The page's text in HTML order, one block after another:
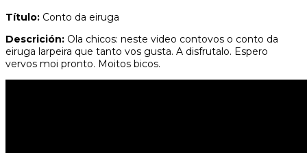
Título: Conto da eiruga
Descrición: Ola chicos: neste video contovos o conto da
eiruga larpeira que tanto vos gusta. A disfrutalo. Espero
vervos moi pronto. Moitos bicos.